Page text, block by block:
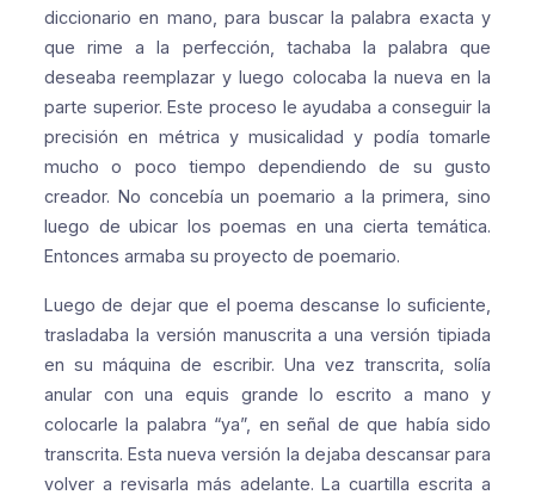
diccionario en mano, para buscar la palabra exacta y
que rime a la perfección, tachaba la palabra que
deseaba reemplazar y luego colocaba la nueva en la
parte superior. Este proceso le ayudaba a conseguir la
precisión en métrica y musicalidad y podía tomarle
mucho o poco tiempo dependiendo de su gusto
creador. No concebía un poemario a la primera, sino
luego de ubicar los poemas en una cierta temática.
Entonces armaba su proyecto de poemario.
Luego de dejar que el poema descanse lo suficiente,
trasladaba la versión manuscrita a una versión tipiada
en su máquina de escribir. Una vez transcrita, solía
anular con una equis grande lo escrito a mano y
colocarle la palabra “ya”, en señal de que había sido
transcrita. Esta nueva versión la dejaba descansar para
volver a revisarla más adelante. La cuartilla escrita a